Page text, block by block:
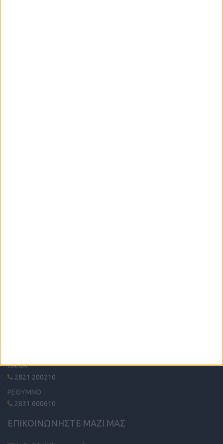
ΧΑΝΙΑ
2821 200210
ΡΕΘΥΜΝΟ
2831 600610
ΕΠΙΚΟΙΝΩΝΗΣΤΕ ΜΑΖΙ ΜΑΣ